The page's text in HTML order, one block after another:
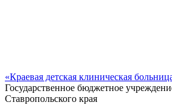
«Краевая детская клиническая
Государственное бюджетное
Ставропольского края